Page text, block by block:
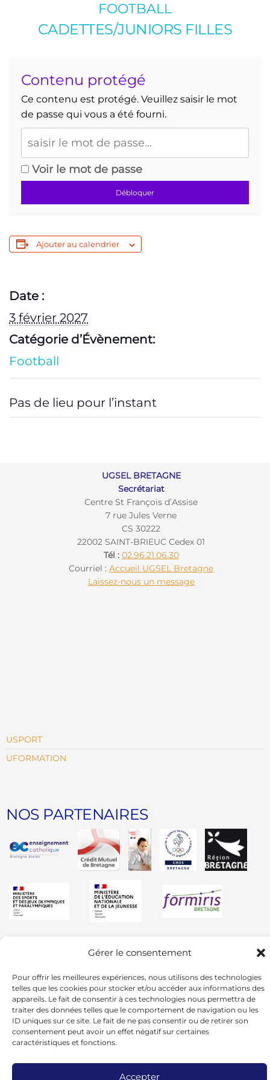
Gérer le consentement
Pour offrir les meilleures expériences, nous utilisons des technologies
telles que les cookies pour stocker et/ou accéder aux informations des
appareils. Le fait de consentir à ces technologies nous permettra de
traiter des données telles que le comportement de navigation ou les
ID uniques sur ce site. Le fait de ne pas consentir ou de retirer son
consentement peut avoir un effet négatif sur certaines
caractéristiques et fonctions.
Accepter
FOOTBALL
CADETTES/JUNIORS FILLES
Contenu protégé
Ce contenu est protégé. Veuillez saisir le mot
de passe qui vous a été fourni.
Voir le mot de passe
Débloquer
Ajouter au calendrier
Date :
3 février 2027
Catégorie d’Évènement:
Football
Pas de lieu pour l’instant
UGSEL BRETAGNE
Secrétariat
Centre St François d’Assise
7 rue Jules Verne
CS 30222
22002 SAINT-BRIEUC Cedex 01
Tél : 02.96.21.06.30
Courriel : Accueil UGSEL Bretagne
Laissez-nous un message
USPORT
UFORMATION
NOS PARTENAIRES